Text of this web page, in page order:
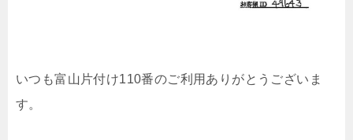
いつも富山片付け110番のご利用ありがとうございま
す。